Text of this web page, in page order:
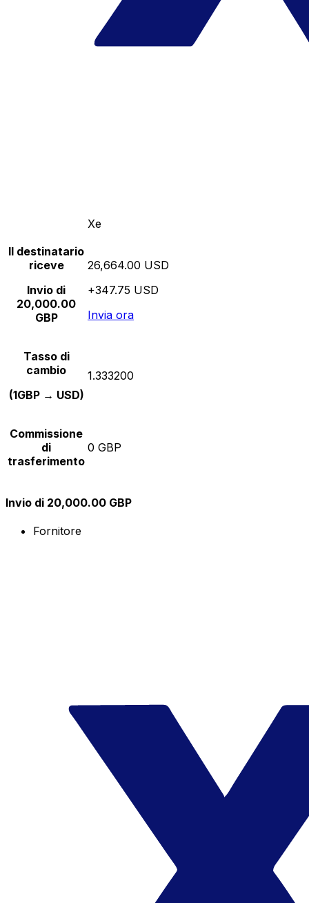
Xe
Il destinatario
riceve
Invio di
20,000.00
GBP
26,664.00 USD
+347.75 USD
Invia ora
Tasso di
cambio
(1GBP → USD)
1.333200
Commissione
di
trasferimento
0 GBP
Invio di 20,000.00 GBP
Fornitore